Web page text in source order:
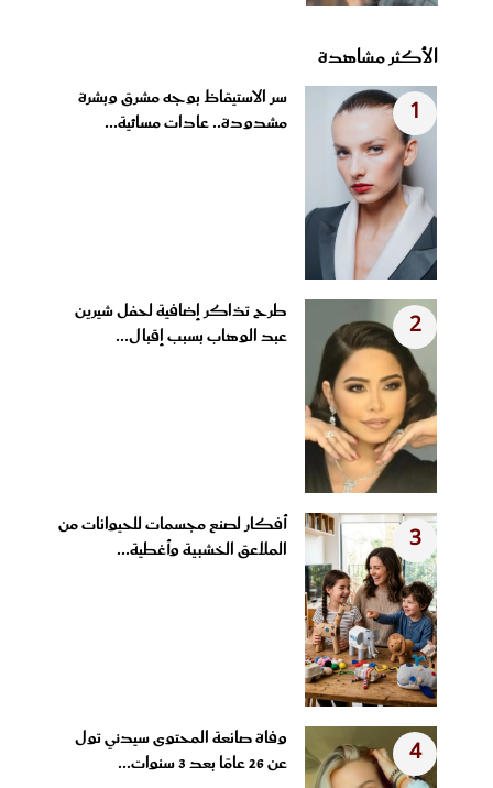
الأكثر مشاهدة
1
سر الاستيقاظ بوجه مشرق وبشرة
مشدودة.. عادات مسائية...
2
طرح تذاكر إضافية لحفل شيرين
عبد الوهاب بسبب إقبال...
3
أفكار لصنع مجسمات للحيوانات من
الملاعق الخشبية وأغطية...
4
وفاة صانعة المحتوى سيدني تول
عن 26 عامًا بعد 3 سنوات...